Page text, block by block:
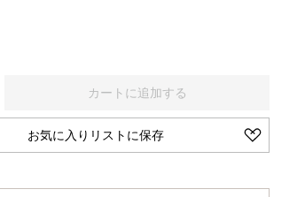
カートに追加する
お気に入りリストに保存